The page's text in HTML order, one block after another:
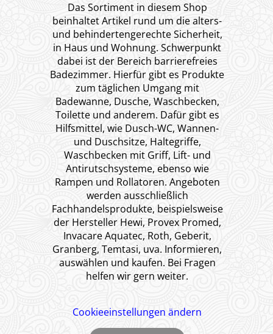
Das Sortiment in diesem Shop
beinhaltet Artikel rund um die alters-
und behindertengerechte Sicherheit,
in Haus und Wohnung. Schwerpunkt
dabei ist der Bereich barrierefreies
Badezimmer. Hierfür gibt es Produkte
zum täglichen Umgang mit
Badewanne, Dusche, Waschbecken,
Toilette und anderem. Dafür gibt es
Hilfsmittel, wie Dusch-WC, Wannen-
und Duschsitze, Haltegriffe,
Waschbecken mit Griff, Lift- und
Antirutschsysteme, ebenso wie
Rampen und Rollatoren. Angeboten
werden ausschließlich
Fachhandelsprodukte, beispielsweise
der Hersteller Hewi, Provex Promed,
Invacare Aquatec, Roth, Geberit,
Granberg, Temtasi, uva. Informieren,
auswählen und kaufen. Bei Fragen
helfen wir gern weiter.
Cookieeinstellungen ändern